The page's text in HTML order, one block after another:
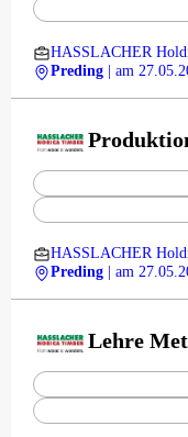
HASSLACHER
Preding
| am
HASSLACHER
Preding
| am
Lehre